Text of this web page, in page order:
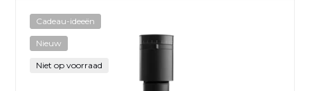
Cadeau-ideeën
Nieuw
Niet op voorraad